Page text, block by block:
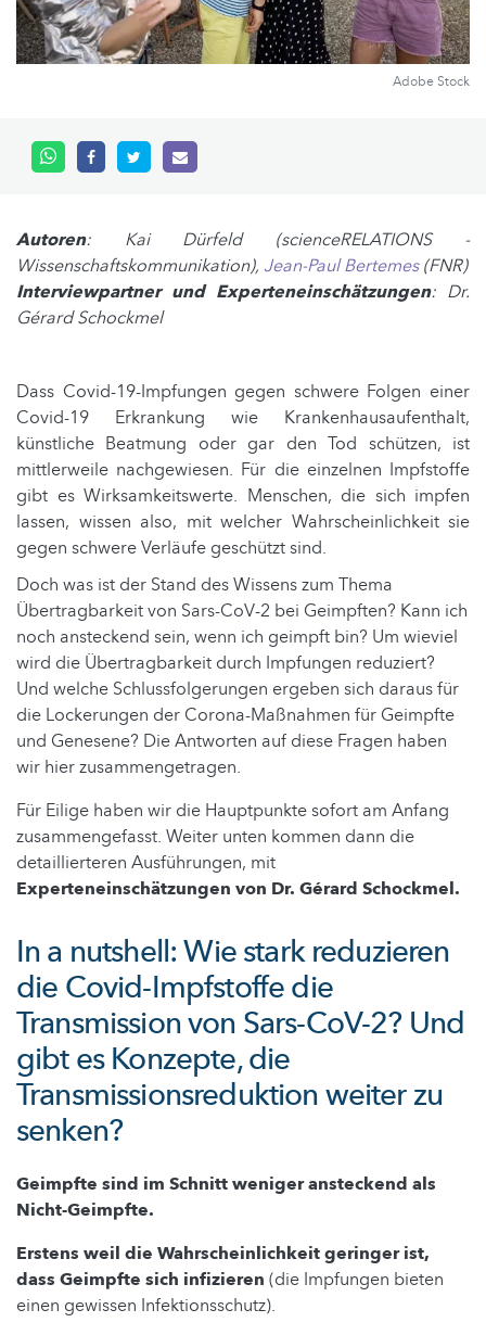
Adobe Stock
Autoren: Kai Dürfeld (scienceRELATIONS -
Wissenschaftskommunikation), Jean-Paul Bertemes(FNR)
Interviewpartner und Experteneinschätzungen: Dr.
Gérard Schockmel
Dass Covid-19-Impfungen gegen schwere Folgen einer
Covid-19 Erkrankung wie Krankenhausaufenthalt,
künstliche Beatmung oder gar den Tod schützen, ist
mittlerweile nachgewiesen. Für die einzelnen Impfstoffe
gibt es Wirksamkeitswerte. Menschen, die sich impfen
lassen, wissen also, mit welcher Wahrscheinlichkeit sie
gegen schwere Verläufe geschützt sind.
Doch was ist der Stand des Wissens zum Thema
Übertragbarkeit von Sars-CoV-2 bei Geimpften? Kann ich
noch ansteckend sein, wenn ich geimpft bin? Um wieviel
wird die Übertragbarkeit durch Impfungen reduziert?
Und welche Schlussfolgerungen ergeben sich daraus für
die Lockerungen der Corona-Maßnahmen für Geimpfte
und Genesene? Die Antworten auf diese Fragen haben
wir hier zusammengetragen.
Für Eilige haben wir die Hauptpunkte sofort am Anfang
zusammengefasst. Weiter unten kommen dann die
detaillierteren Ausführungen, mit
Experteneinschätzungen von Dr. Gérard Schockmel.
In a nutshell: Wie stark reduzieren
die Covid-Impfstoffe die
Transmission von Sars-CoV-2? Und
gibt es Konzepte, die
Transmissionsreduktion weiter zu
senken?
Geimpfte sind im Schnitt weniger ansteckend als
Nicht-Geimpfte.
Erstens weil die Wahrscheinlichkeit geringer ist,
dass Geimpfte sich infizieren (die Impfungen bieten
einen gewissen Infektionsschutz).